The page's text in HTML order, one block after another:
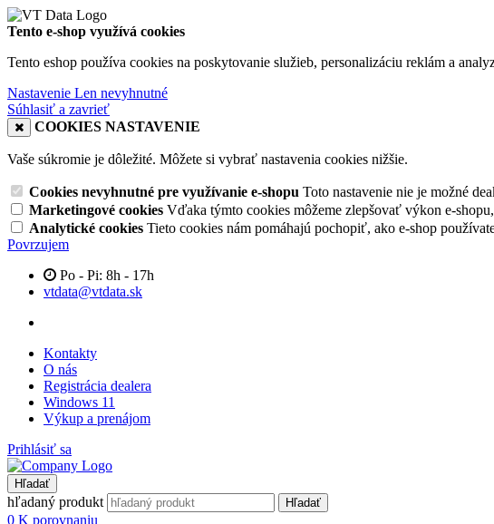
Tento e-shop využívá cookies
Tento eshop používa cookies na poskytovanie služieb, personalizáciu reklám a
Nastavenie Len nevyhnutné
Súhlasiť a zavrieť
COOKIES NASTAVENIE
Vaše súkromie je dôležité. Môžete si vybrať nastavenia cookies nižšie.
Cookies nevyhnutné pre využívanie e-shopu Toto nastavenie nie je možné
Marketingové cookies Vďaka týmto cookies môžeme zlepšovať výkon e-
Analytické cookies Tieto cookies nám pomáhajú pochopiť, ako e-shop
Povrzujem
Po - Pi: 8h - 17h
vtdata@vtdata.sk
Kontakty
O nás
Registrácia dealera
Windows 11
Výkup a prenájom
Prihlásiť sa
Hľadať
hľadaný produkt Hľadať
0 K porovnaniu